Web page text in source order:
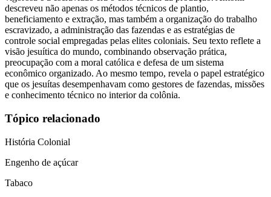
descreveu não apenas os métodos técnicos de plantio,
beneficiamento e extração, mas também a organização do trabalho
escravizado, a administração das fazendas e as estratégias de
controle social empregadas pelas elites coloniais. Seu texto reflete a
visão jesuítica do mundo, combinando observação prática,
preocupação com a moral católica e defesa de um sistema
econômico organizado. Ao mesmo tempo, revela o papel estratégico
que os jesuítas desempenhavam como gestores de fazendas, missões
e conhecimento técnico no interior da colônia.
Tópico relacionado
História Colonial
Engenho de açúcar
Tabaco